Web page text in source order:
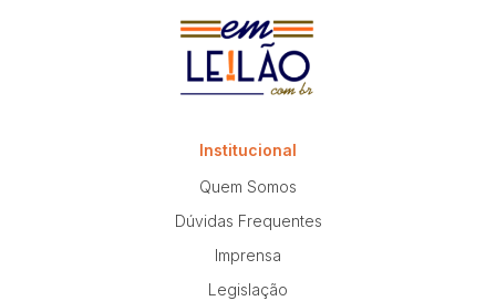
Institucional
Quem Somos
Dúvidas Frequentes
Imprensa
Legislação